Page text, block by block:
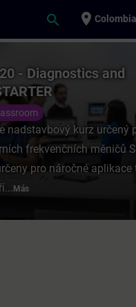
search place Colombia
S120 -
- Diagnostics and
nadstavbový kurz určený
frekvenčních měničů
pro náročné aplikace
Más